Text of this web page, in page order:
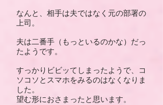
なんと、相手は夫ではなく元の部署の
上司。
夫は二番手（もっといるのかな）だっ
たようです。
すっかりビビッてしまったようで、コ
ソコソとスマホをみるのはなくなりま
した。
望む形におさまったと思います。